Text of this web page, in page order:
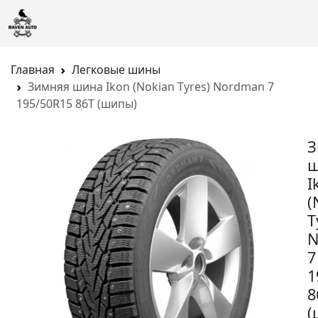
Главная
Легковые шины
Зимняя шина Ikon (Nokian Tyres) Nordman 7
195/50R15 86T (шипы)
7